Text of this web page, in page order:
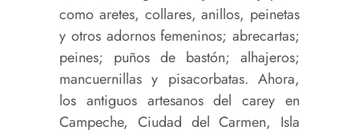
como aretes, collares, anillos, peinetas
y otros adornos femeninos; abrecartas;
peines; puños de bastón; alhajeros;
mancuernillas y pisacorbatas. Ahora,
los antiguos artesanos del carey en
Campeche, Ciudad del Carmen, Isla